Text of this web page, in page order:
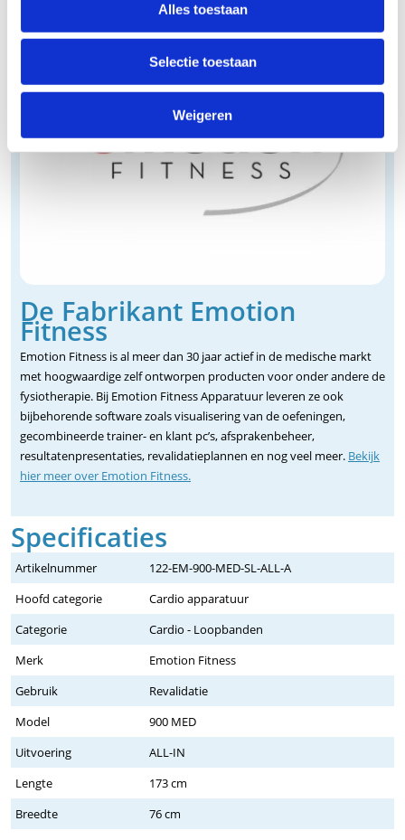
Alles toestaan
Selectie toestaan
Weigeren
De Fabrikant Emotion
Fitness
Emotion Fitness is al meer dan 30 jaar actief in de medische markt
met hoogwaardige zelf ontworpen producten voor onder andere de
fysiotherapie. Bij Emotion Fitness Apparatuur leveren ze ook
bijbehorende software zoals visualisering van de oefeningen,
gecombineerde trainer- en klant pc’s, afsprakenbeheer,
resultatenpresentaties, revalidatieplannen en nog veel meer. Bekijk
hier meer over Emotion Fitness.
Specificaties
Artikelnummer
122-EM-900-MED-SL-ALL-A
Hoofd categorie
Cardio apparatuur
Categorie
Cardio - Loopbanden
Merk
Emotion Fitness
Gebruik
Revalidatie
Model
900 MED
Uitvoering
ALL-IN
Lengte
173 cm
Breedte
76 cm